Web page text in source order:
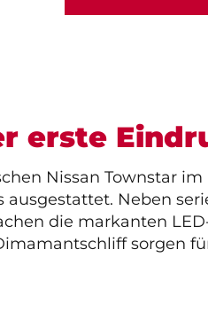
erste
Nissan Townstar
ausgestattet. Neben
die markanten
sorgen